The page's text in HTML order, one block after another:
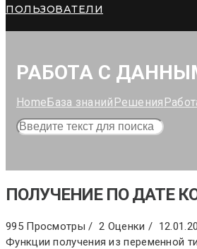
ПОЛЬЗОВАТЕЛИ
РАБОТА С
HomeБаза знаний Решения
ПОЛУЧЕНИЕ ПО ДАТЕ
995 Просмотры / 2 Оценки /
Функции получения из переменной